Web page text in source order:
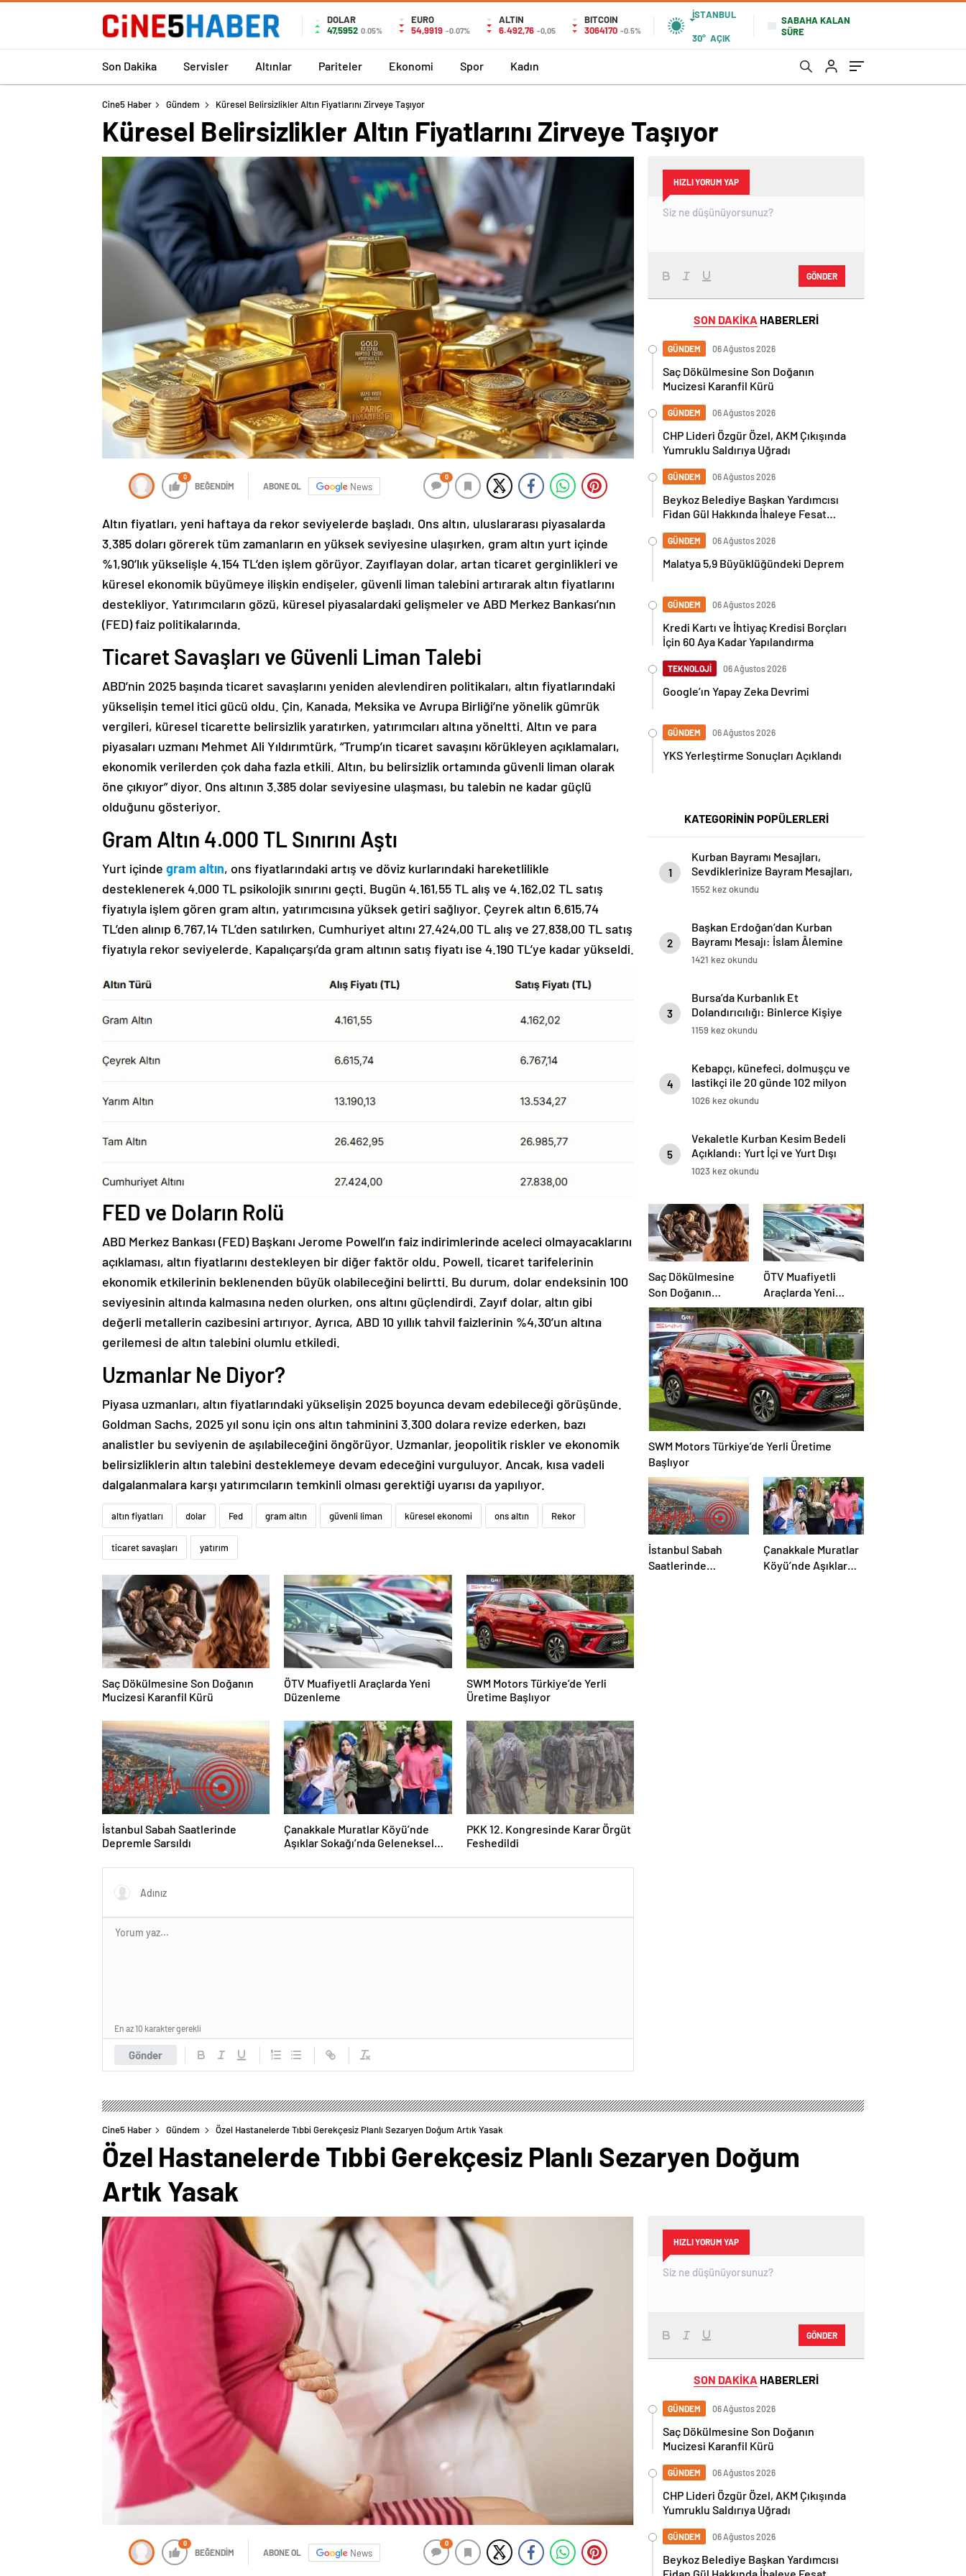
DOLAR
47,5952 0.05%
EURO
54,9919 -0.07%
ALTIN
6.492,76 -0,05
BITCOIN
3064170 -0.5%
İSTANBUL
30° AÇIK
SABAHA KALAN
SÜRE
Son Dakika Servisler Altınlar Pariteler Ekonomi Spor Kadın
Cine5 Haber Gündem Küresel Belirsizlikler Altın Fiyatlarını Zirveye Taşıyor
Küresel Belirsizlikler Altın Fiyatlarını Zirveye Taşıyor
0
BEĞENDİM ABONE OL News
0
Altın fiyatları, yeni haftaya da rekor seviyelerde başladı. Ons altın, uluslararası piyasalarda
3.385 doları görerek tüm zamanların en yüksek seviyesine ulaşırken, gram altın yurt içinde
%1,90’lık yükselişle 4.154 TL’den işlem görüyor. Zayıflayan dolar, artan ticaret gerginlikleri ve
küresel ekonomik büyümeye ilişkin endişeler, güvenli liman talebini artırarak altın fiyatlarını
destekliyor. Yatırımcıların gözü, küresel piyasalardaki gelişmeler ve ABD Merkez Bankası’nın
(FED) faiz politikalarında.
Ticaret Savaşları ve Güvenli Liman Talebi
ABD’nin 2025 başında ticaret savaşlarını yeniden alevlendiren politikaları, altın fiyatlarındaki
yükselişin temel itici gücü oldu. Çin, Kanada, Meksika ve Avrupa Birliği’ne yönelik gümrük
vergileri, küresel ticarette belirsizlik yaratırken, yatırımcıları altına yöneltti. Altın ve para
piyasaları uzmanı Mehmet Ali Yıldırımtürk, “Trump’ın ticaret savaşını körükleyen açıklamaları,
ekonomik verilerden çok daha fazla etkili. Altın, bu belirsizlik ortamında güvenli liman olarak
öne çıkıyor” diyor. Ons altının 3.385 dolar seviyesine ulaşması, bu talebin ne kadar güçlü
olduğunu gösteriyor.
Gram Altın 4.000 TL Sınırını Aştı
Yurt içinde gram altın, ons fiyatlarındaki artış ve döviz kurlarındaki hareketlilikle
desteklenerek 4.000 TL psikolojik sınırını geçti. Bugün 4.161,55 TL alış ve 4.162,02 TL satış
fiyatıyla işlem gören gram altın, yatırımcısına yüksek getiri sağlıyor. Çeyrek altın 6.615,74
TL’den alınıp 6.767,14 TL’den satılırken, Cumhuriyet altını 27.424,00 TL alış ve 27.838,00 TL satış
fiyatıyla rekor seviyelerde. Kapalıçarşı’da gram altının satış fiyatı ise 4.190 TL’ye kadar yükseldi.
FED ve Doların Rolü
ABD Merkez Bankası (FED) Başkanı Jerome Powell’ın faiz indirimlerinde aceleci olmayacaklarını
açıklaması, altın fiyatlarını destekleyen bir diğer faktör oldu. Powell, ticaret tarifelerinin
ekonomik etkilerinin beklenenden büyük olabileceğini belirtti. Bu durum, dolar endeksinin 100
seviyesinin altında kalmasına neden olurken, ons altını güçlendirdi. Zayıf dolar, altın gibi
değerli metallerin cazibesini artırıyor. Ayrıca, ABD 10 yıllık tahvil faizlerinin %4,30’un altına
gerilemesi de altın talebini olumlu etkiledi.
Uzmanlar Ne Diyor?
Piyasa uzmanları, altın fiyatlarındaki yükselişin 2025 boyunca devam edebileceği görüşünde.
Goldman Sachs, 2025 yıl sonu için ons altın tahminini 3.300 dolara revize ederken, bazı
analistler bu seviyenin de aşılabileceğini öngörüyor. Uzmanlar, jeopolitik riskler ve ekonomik
belirsizliklerin altın talebini desteklemeye devam edeceğini vurguluyor. Ancak, kısa vadeli
dalgalanmalara karşı yatırımcıların temkinli olması gerektiği uyarısı da yapılıyor.
altın fiyatları dolar Fed gram altın güvenli liman küresel ekonomi ons altın Rekor
ticaret savaşları yatırım
Saç Dökülmesine Son Doğanın
Mucizesi Karanfil Kürü
ÖTV Muafiyetli Araçlarda Yeni
Düzenleme
SWM Motors Türkiye’de Yerli
Üretime Başlıyor
İstanbul Sabah Saatlerinde
Depremle Sarsıldı
Çanakkale Muratlar Köyü’nde
Aşıklar Sokağı’nda Geleneksel
Görüntülere Sahne Oldu
PKK 12. Kongresinde Karar Örgüt
Feshedildi
Gönder
En az 10 karakter gerekli
HIZLI YORUM YAP
GÖNDER
SON DAKİKA HABERLERİ
GÜNDEM 06 Ağustos 2026
Saç Dökülmesine Son Doğanın
Mucizesi Karanfil Kürü
GÜNDEM 06 Ağustos 2026
CHP Lideri Özgür Özel, AKM Çıkışında
Yumruklu Saldırıya Uğradı
GÜNDEM 06 Ağustos 2026
Beykoz Belediye Başkan Yardımcısı
Fidan Gül Hakkında İhaleye Fesat
GÜNDEM 06 Ağustos 2026
Malatya 5,9 Büyüklüğündeki Deprem
GÜNDEM 06 Ağustos 2026
Kredi Kartı ve İhtiyaç Kredisi Borçları
İçin 60 Aya Kadar Yapılandırma
TEKNOLOJİ 06 Ağustos 2026
Google’ın Yapay Zeka Devrimi
GÜNDEM 06 Ağustos 2026
YKS Yerleştirme Sonuçları Açıklandı
KATEGORİNİN POPÜLERLERİ
1
Kurban Bayramı Mesajları,
Sevdiklerinize Bayram Mesajları,
Resimli Bayram Mesajları..
1552 kez okundu
2
Başkan Erdoğan’dan Kurban
Bayramı Mesajı: İslam Âlemine
ve Tüm İnsanlığa Hayırlar
1421 kez okundu
3
Bursa’da Kurbanlık Et
Dolandırıcılığı: Binlerce Kişiye
Bozuk Et Verildi, Tonlarca Et
1159 kez okundu
4
Kebapçı, künefeci, dolmuşçu ve
lastikçi ile 20 günde 102 milyon
lira
1026 kez okundu
5
Vekaletle Kurban Kesim Bedeli
Açıklandı: Yurt İçi ve Yurt Dışı
Fiyatları Belli Oldu..
1023 kez okundu
Saç Dökülmesine
Son Doğanın
Mucizesi Karanfil
Kürü
ÖTV Muafiyetli
Araçlarda Yeni
Düzenleme
SWM Motors Türkiye’de Yerli Üretime
Başlıyor
İstanbul Sabah
Saatlerinde
Çanakkale Muratlar
Köyü’nde Aşıklar
Cine5 Haber Gündem Özel Hastanelerde Tıbbi Gerekçesiz Planlı Sezaryen Doğum Artık Yasak
Özel Hastanelerde Tıbbi Gerekçesiz Planlı Sezaryen Doğum
Artık Yasak
0
BEĞENDİM ABONE OL News
0
HIZLI YORUM YAP
GÖNDER
SON DAKİKA HABERLERİ
GÜNDEM 06 Ağustos 2026
Saç Dökülmesine Son Doğanın
Mucizesi Karanfil Kürü
GÜNDEM 06 Ağustos 2026
CHP Lideri Özgür Özel, AKM Çıkışında
Yumruklu Saldırıya Uğradı
GÜNDEM 06 Ağustos 2026
Beykoz Belediye Başkan Yardımcısı
Fidan Gül Hakkında İhaleye Fesat